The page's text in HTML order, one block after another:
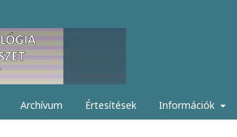
Archívum Értesítések Információk